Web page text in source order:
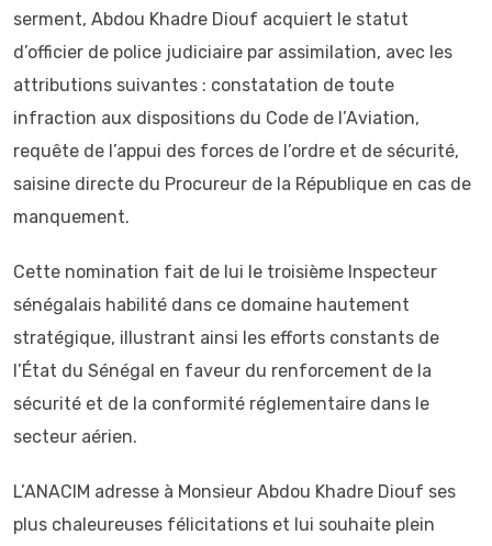
serment, Abdou Khadre Diouf acquiert le statut
d’officier de police judiciaire par assimilation, avec les
attributions suivantes : constatation de toute
infraction aux dispositions du Code de l’Aviation,
requête de l’appui des forces de l’ordre et de sécurité,
saisine directe du Procureur de la République en cas de
manquement.
Cette nomination fait de lui le troisième Inspecteur
sénégalais habilité dans ce domaine hautement
stratégique, illustrant ainsi les efforts constants de
l’État du Sénégal en faveur du renforcement de la
sécurité et de la conformité réglementaire dans le
secteur aérien.
L’ANACIM adresse à Monsieur Abdou Khadre Diouf ses
plus chaleureuses félicitations et lui souhaite plein